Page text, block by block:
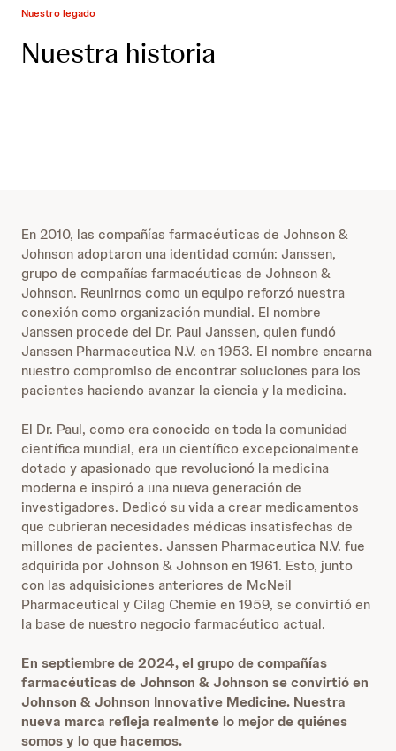
Nuestro legado
Nuestra historia
En 2010, las compañías farmacéuticas de Johnson &
Johnson adoptaron una identidad común: Janssen,
grupo de compañías farmacéuticas de Johnson &
Johnson. Reunirnos como un equipo reforzó nuestra
conexión como organización mundial. El nombre
Janssen procede del Dr. Paul Janssen, quien fundó
Janssen Pharmaceutica N.V. en 1953. El nombre encarna
nuestro compromiso de encontrar soluciones para los
pacientes haciendo avanzar la ciencia y la medicina.
El Dr. Paul, como era conocido en toda la comunidad
científica mundial, era un científico excepcionalmente
dotado y apasionado que revolucionó la medicina
moderna e inspiró a una nueva generación de
investigadores. Dedicó su vida a crear medicamentos
que cubrieran necesidades médicas insatisfechas de
millones de pacientes. Janssen Pharmaceutica N.V. fue
adquirida por Johnson & Johnson en 1961. Esto, junto
con las adquisiciones anteriores de McNeil
Pharmaceutical y Cilag Chemie en 1959, se convirtió en
la base de nuestro negocio farmacéutico actual.
En septiembre de 2024, el grupo de compañías
farmacéuticas de Johnson & Johnson se convirtió en
Johnson & Johnson Innovative Medicine. Nuestra
nueva marca refleja realmente lo mejor de quiénes
somos y lo que hacemos.